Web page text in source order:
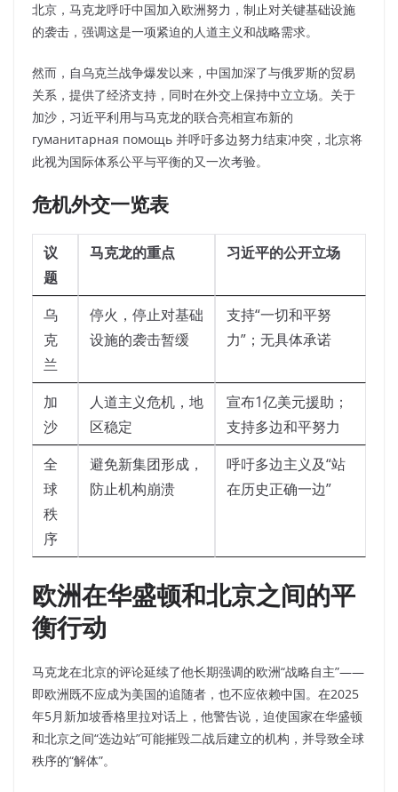
北京，马克龙呼吁中国加入欧洲努力，制止对关键基础设施
的袭击，强调这是一项紧迫的人道主义和战略需求。
然而，自乌克兰战争爆发以来，中国加深了与俄罗斯的贸易
关系，提供了经济支持，同时在外交上保持中立立场。 关于
加沙，习近平利用与马克龙的联合亮相宣布新的
гуманитарная помощь 并呼吁多边努力结束冲突，北京将
此视为国际体系公平与平衡的又一次考验。
危机外交一览表
议
题
马克龙的重点 习近平的公开立场
乌
克
兰
停火，停止对基础
设施的袭击暂缓
支持“一切和平努
力”；无具体承诺
加
沙
人道主义危机，地
区稳定
宣布1亿美元援助；
支持多边和平努力
全
球
秩
序
避免新集团形成，
防止机构崩溃
呼吁多边主义及“站
在历史正确一边”
欧洲在华盛顿和北京之间的平
衡行动
马克龙在北京的评论延续了他长期强调的欧洲“战略自主”——
即欧洲既不应成为美国的追随者，也不应依赖中国。 在2025
年5月新加坡香格里拉对话上，他警告说，迫使国家在华盛顿
和北京之间“选边站”可能摧毁二战后建立的机构，并导致全球
秩序的“解体”。